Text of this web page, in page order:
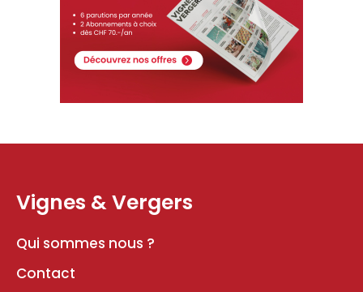
Vignes & Vergers
Qui sommes nous ?
Contact